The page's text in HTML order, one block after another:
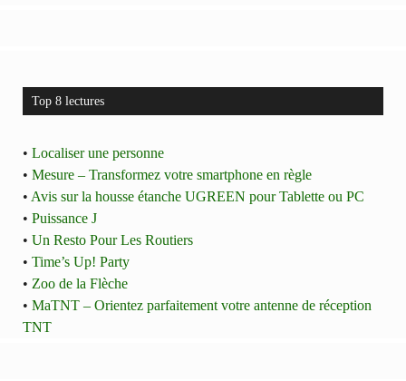
Top 8 lectures
• Localiser une personne
• Mesure – Transformez votre smartphone en règle
• Avis sur la housse étanche UGREEN pour Tablette ou PC
• Puissance J
• Un Resto Pour Les Routiers
• Time’s Up! Party
• Zoo de la Flèche
• MaTNT – Orientez parfaitement votre antenne de réception
TNT